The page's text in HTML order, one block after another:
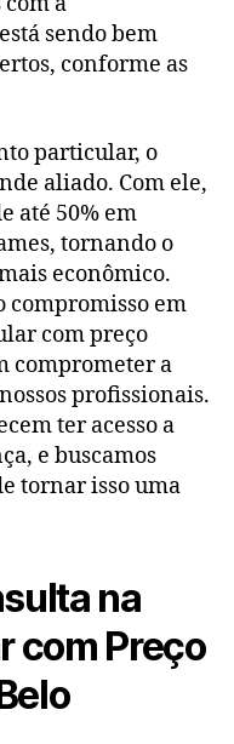
sendo bem
conforme as
particular, o
aliado. Com ele,
até 50% em
tornando o
econômico.
compromisso em
com preço
comprometer a
profissionais.
ter acesso a
e buscamos
tornar isso uma
na
com Preço